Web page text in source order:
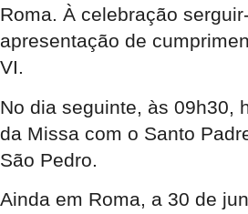
Roma. À celebração
apresentação de
VI.
No dia seguinte, às 09h30,
da Missa com o Santo
São Pedro.
Ainda em Roma, a 30 de